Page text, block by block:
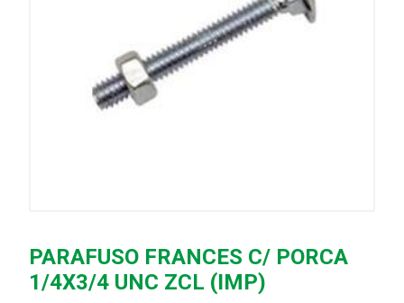
PARAFUSO FRANCES C/ PORCA
1/4X3/4 UNC ZCL (IMP)